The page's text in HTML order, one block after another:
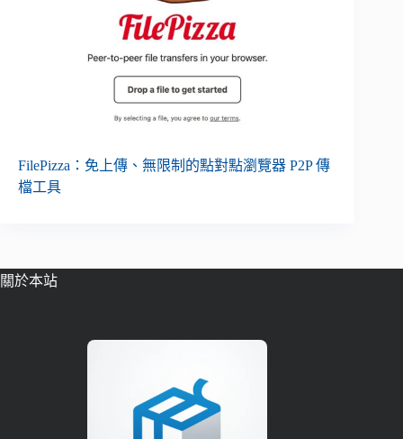
FilePizza：免上傳、無限制的點對點瀏覽器 P2P 傳
檔工具
關於本站